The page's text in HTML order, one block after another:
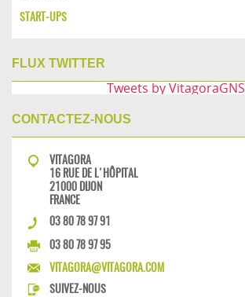
START-UPS
FLUX TWITTER
Tweets by VitagoraGNS
CONTACTEZ-NOUS
VITAGORA
16 RUE DE L'HÔPITAL
21000 DIJON
FRANCE
03 80 78 97 91
03 80 78 97 95
VITAGORA@VITAGORA.COM
SUIVEZ-NOUS